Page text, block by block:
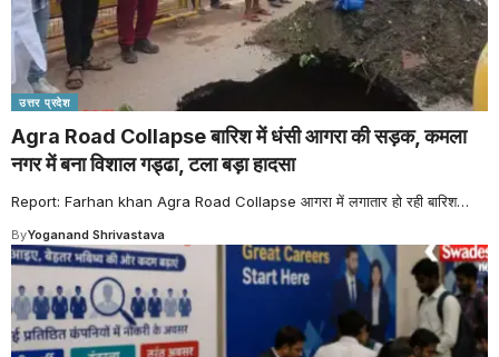
उत्तर प्रदेश
Agra Road Collapse बारिश में धंसी आगरा की सड़क, कमला
नगर में बना विशाल गड्ढा, टला बड़ा हादसा
Report: Farhan khan Agra Road Collapse आगरा में लगातार हो रही बारिश…
ByYoganand Shrivastava